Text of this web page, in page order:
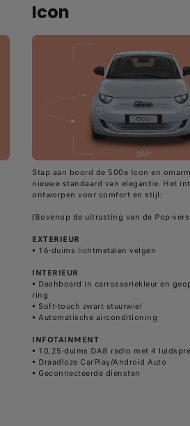
Icon
Stap aan boord de 500e Icon en
nieuwe standaard van elegantie. Het
ontworpen voor comfort en stijl:
(Bovenop de uitrusting van de Pop-
EXTERIEUR​
​• 16-duims lichtmetalen velgen
INTERIEUR
​• Dashboard in carrosseriekleur en
ring
​• Soft-touch zwart stuurwiel
​• Automatische airconditioning
INFOTAINMENT​
​• 10,25-duims DAB radio met 4
​• Draadloze CarPlay/Android Auto
​• Geconnecteerde diensten